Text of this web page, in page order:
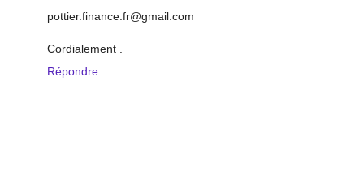
pottier.finance.fr@gmail.com
Cordialement .
Répondre